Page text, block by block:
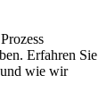
Erfahren Sie
und wie wir